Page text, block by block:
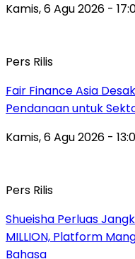
Kamis, 6 Agu 2026 -
Pers Rilis
Fair Finance Asia
Pendanaan untuk
Kamis, 6 Agu 2026 -
Pers Rilis
Shueisha Perluas
MILLION, Platform
Bahasa